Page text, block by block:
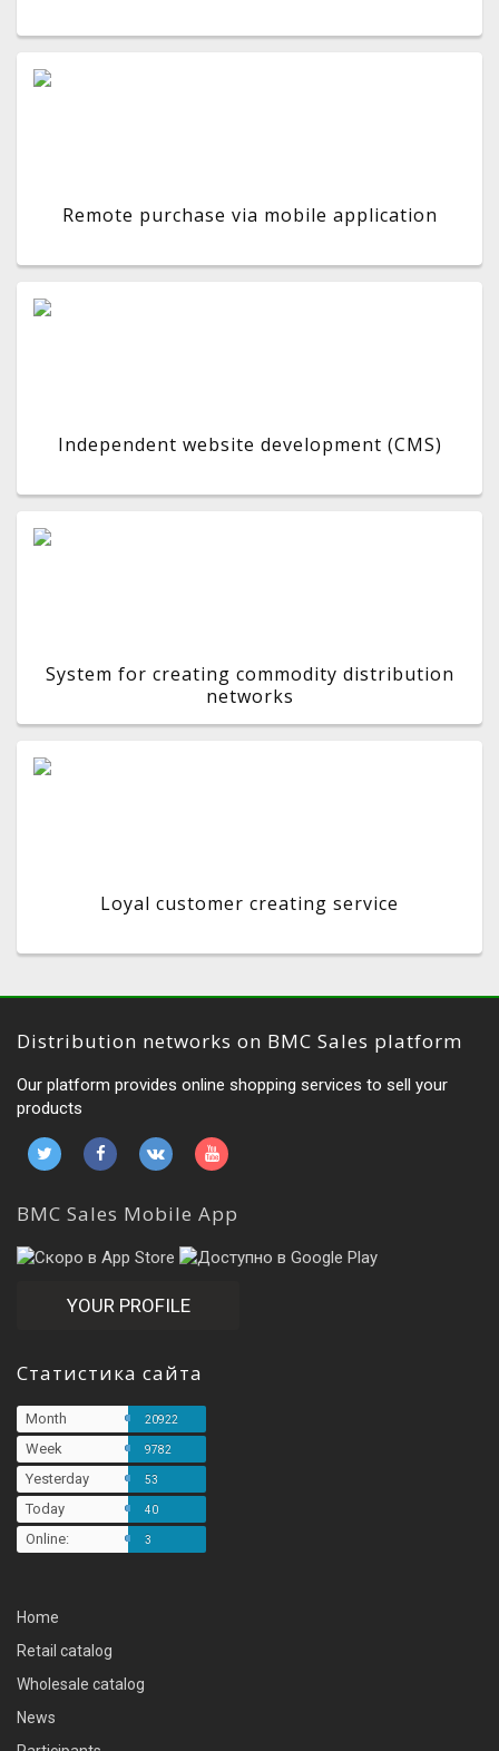
Remote purchase via mobile application
Independent website development (CMS)
System for creating commodity distribution
networks
Loyal customer creating service
Distribution networks on BMC Sales platform
Our platform provides online shopping services to sell your
products
BMC Sales Mobile App
YOUR PROFILE
Статистика сайта
Month 20922
Week 9782
Yesterday 53
Today 40
Online: 3
Home
Retail catalog
Wholesale catalog
News